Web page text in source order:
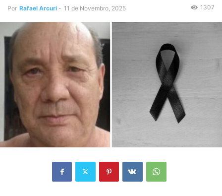
Por Rafael Arcuri - 11 de Novembro, 2025 1307